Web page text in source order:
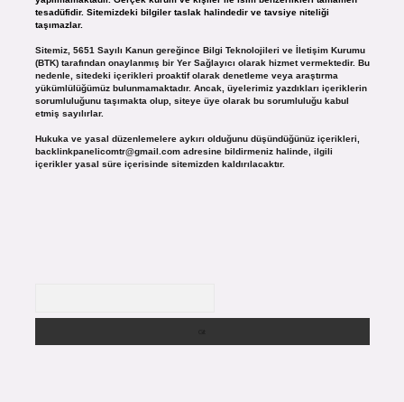
tesadüfidir. Sitemizdeki bilgiler taslak halindedir ve tavsiye niteliği
taşımazlar.
Sitemiz, 5651 Sayılı Kanun gereğince Bilgi Teknolojileri ve İletişim Kurumu
(BTK) tarafından onaylanmış bir Yer Sağlayıcı olarak hizmet vermektedir. Bu
nedenle, sitedeki içerikleri proaktif olarak denetleme veya araştırma
yükümlülüğümüz bulunmamaktadır. Ancak, üyelerimiz yazdıkları içeriklerin
sorumluluğunu taşımakta olup, siteye üye olarak bu sorumluluğu kabul
etmiş sayılırlar.
Hukuka ve yasal düzenlemelere aykırı olduğunu düşündüğünüz içerikleri,
backlinkpanelicomtr@gmail.comadresine bildirmeniz halinde, ilgili
içerikler yasal süre içerisinde sitemizden kaldırılacaktır.